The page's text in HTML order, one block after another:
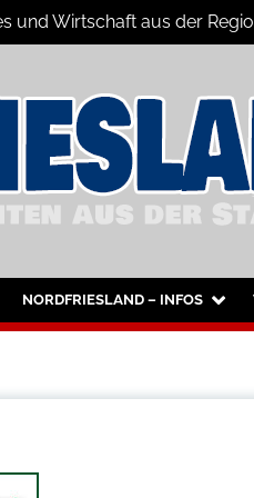
und Wirtschaft aus der
NORDFRIESLAND – INFOS